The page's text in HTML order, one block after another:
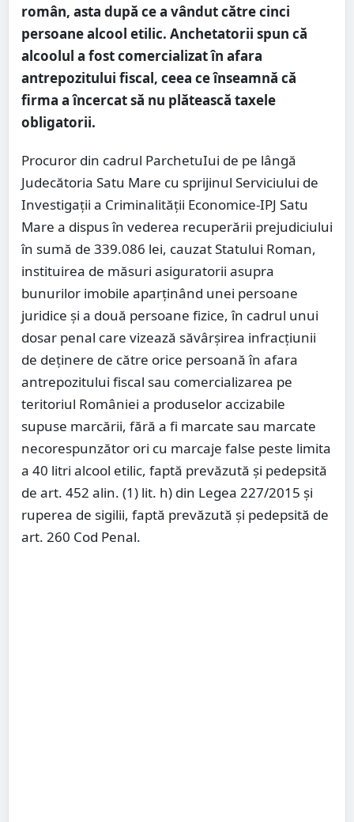
român, asta după ce a vândut către cinci
persoane alcool etilic. Anchetatorii spun că
alcoolul a fost comercializat în afara
antrepozitului fiscal, ceea ce înseamnă că
firma a încercat să nu plătească taxele
obligatorii.
Procuror din cadrul ParchetuIui de pe lângă
Judecătoria Satu Mare cu sprijinul Serviciului de
Investigaţii a Criminalităţii Economice-IPJ Satu
Mare a dispus în vederea recuperării prejudiciului
în sumă de 339.086 lei, cauzat Statului Roman,
instituirea de măsuri asiguratorii asupra
bunurilor imobile aparţinând unei persoane
juridice şi a două persoane fizice, în cadrul unui
dosar penal care vizează săvârşirea infracţiunii
de deţinere de către orice persoană în afara
antrepozitului fiscal sau comercializarea pe
teritoriul României a produselor accizabile
supuse marcării, fără a fi marcate sau marcate
necorespunzător ori cu marcaje false peste limita
a 40 litri alcool etilic, faptă prevăzută şi pedepsită
de art. 452 alin. (1) lit. h) din Legea 227/2015 şi
ruperea de sigilii, faptă prevăzută şi pedepsită de
art. 260 Cod Penal.